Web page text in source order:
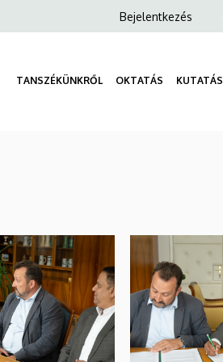
Anonim
menüje
Bejelentkezés
TANSZÉKÜNKRŐL OKTATÁS KUTATÁS